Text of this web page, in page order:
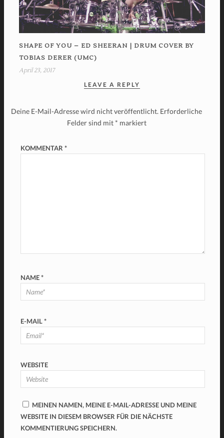
SHAPE OF YOU – ED SHEERAN | DRUM COVER BY
TOBIAS DERER (UMC)
April 23, 2017
LEAVE A REPLY
Deine E-Mail-Adresse wird nicht veröffentlicht. Erforderliche
Felder sind mit * markiert
KOMMENTAR *
NAME*
E-MAIL*
WEBSITE
MEINEN NAMEN, MEINE E-MAIL-ADRESSE UND MEINE
WEBSITE IN DIESEM BROWSER FÜR DIE NÄCHSTE
KOMMENTIERUNG SPEICHERN.